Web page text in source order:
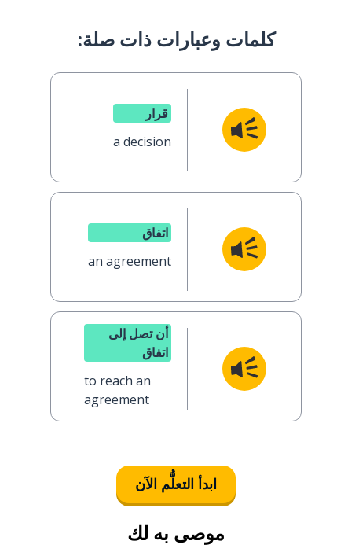
كلمات وعبارات ذات صلة:
قرار
a decision
اتفاق
an agreement
أن تصل إلى
اتفاق
to reach an
agreement
ابدأ التعلُّم الآن
موصى به لك